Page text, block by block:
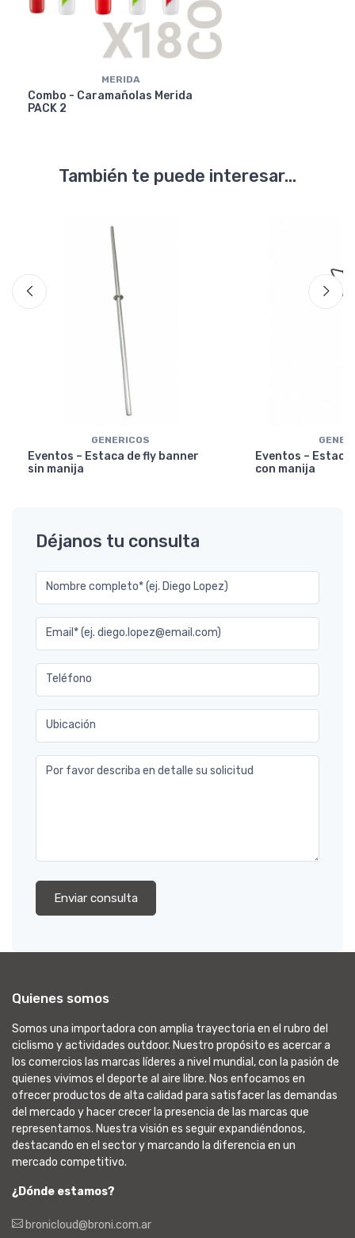
MERIDA
Combo - Caramañolas Merida
PACK 2
También te puede interesar...
GENERICOS
Eventos – Estaca de fly banner
sin manija
Eventos –
con manija
Déjanos tu consulta
Nombre completo* (ej. Diego Lopez)
Email* (ej. diego.lopez@email.com)
Teléfono
Ubicación
Por favor describa en detalle su solicitud
Enviar consulta
Quienes somos
Somos una importadora con amplia trayectoria en el rubro del
ciclismo y actividades outdoor. Nuestro propósito es acercar a
los comercios las marcas líderes a nivel mundial, con la pasión de
quienes vivimos el deporte al aire libre. Nos enfocamos en
ofrecer productos de alta calidad para satisfacer las demandas
del mercado y hacer crecer la presencia de las marcas que
representamos. Nuestra visión es seguir expandiéndonos,
destacando en el sector y marcando la diferencia en un
mercado competitivo.
¿Dónde estamos?
bronicloud@broni.com.ar